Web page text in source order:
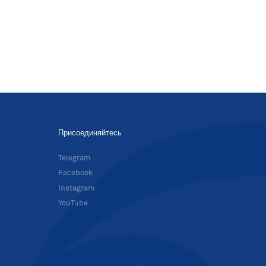
Присоединяйтесь
Telegram
Facebook
Instagram
YouTube